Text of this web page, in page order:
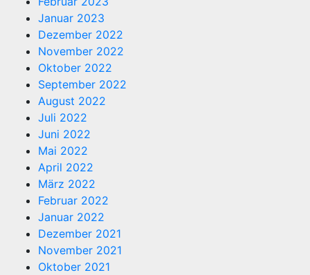
Januar 2023
Dezember 2022
November 2022
Oktober 2022
September 2022
August 2022
Juli 2022
Juni 2022
Mai 2022
April 2022
März 2022
Februar 2022
Januar 2022
Dezember 2021
November 2021
Oktober 2021